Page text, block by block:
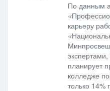
По данным
карьеру
планирует
колледже
только 14%